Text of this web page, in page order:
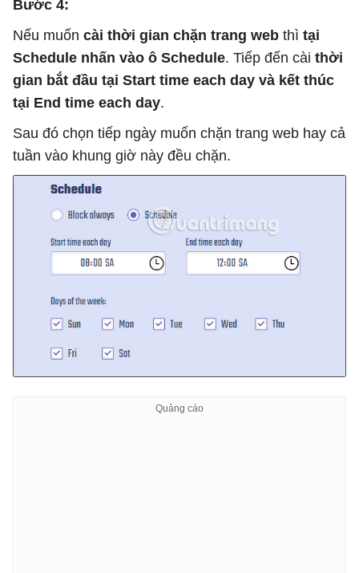
Bước 4:
Nếu muốn cài thời gian chặn trang web thì tại
Schedule nhấn vào ô Schedule. Tiếp đến cài thời
gian bắt đầu tại Start time each day và kết thúc
tại End time each day.
Sau đó chọn tiếp ngày muốn chặn trang web hay cả
tuần vào khung giờ này đều chặn.